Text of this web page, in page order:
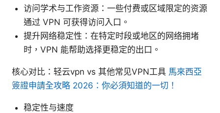
访问学术与工作资源：一些付费或区域限定的资源
通过 VPN 可获得访问入口。
提升网络稳定性：在特定时段或地区的网络拥堵
时，VPN 能帮助选择更稳定的出口。
核心对比：轻云vpn vs 其他常见VPN工具 馬來西亞
簽證申請全攻略 2026：你必須知道的一切！
稳定性与速度